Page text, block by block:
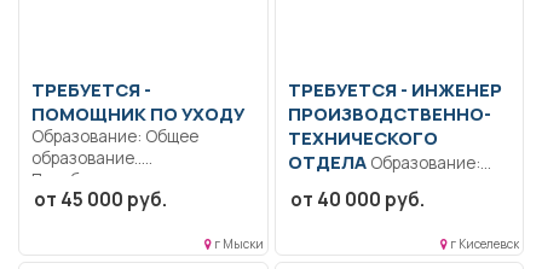
ТРЕБУЕТСЯ -
ПОМОЩНИК ПО УХОДУ
Образование: Общее
образование..
Приобретение за счет
средств клиента и...
от 45 000 руб.
г Мыски
ТРЕБУЕТСЯ - ИНЖЕНЕР
ПРОИЗВОДСТВЕННО-
ТЕХНИЧЕСКОГО
ОТДЕЛАОбразование:
специалитет,
учет-журналов,
от 40 000 руб.
г Киселевск